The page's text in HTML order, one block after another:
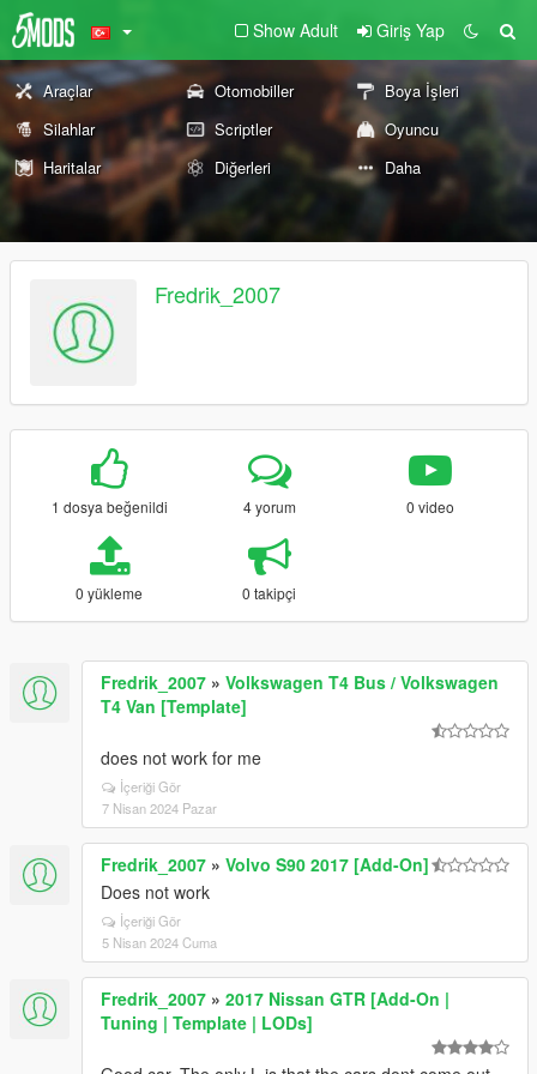
Show Adult Giriş Yap
Araçlar Otomobiller
Boya İşleri
Silahlar
Scriptler
Oyuncu
Haritalar
Diğerleri Daha
Fredrik_2007
1 dosya beğenildi 4 yorum 0 video
0 yükleme 0 takipçi
Fredrik_2007 » Volkswagen T4 Bus / Volkswagen
T4 Van [Template]
does not work for me
İçeriği Gör
7 Nisan 2024 Pazar
Fredrik_2007 » Volvo S90 2017 [Add-On]
Does not work
İçeriği Gör
5 Nisan 2024 Cuma
Fredrik_2007 » 2017 Nissan GTR [Add-On |
Tuning | Template | LODs]